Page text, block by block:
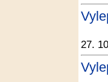
27.